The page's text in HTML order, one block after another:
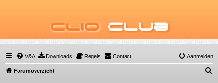
Clio Club
V&A Downloads Regels Contact Aanmelden
Forumoverzicht